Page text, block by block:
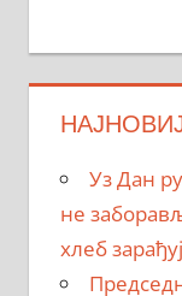
Уз Дан
не
хлеб